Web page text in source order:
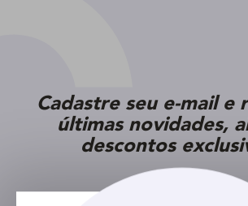
Cadastre seu e-mail e
últimas novidades,
descontos